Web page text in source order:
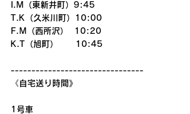
I.M（東新井町）9:45
T.K（久米川町）10:00
F.M（西所沢）  10:20
K.T（旭町） 　  10:45
--------------------------------
《自宅送り時間》
1号車